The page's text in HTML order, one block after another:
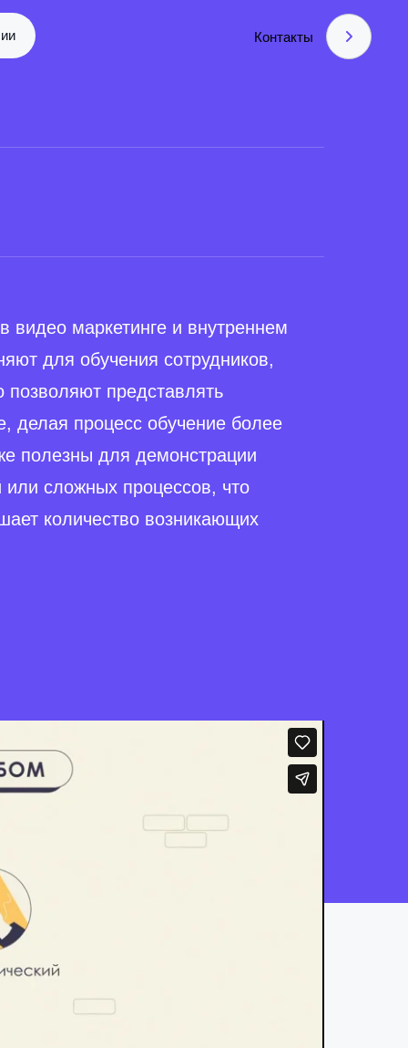
Контакты
маркетинге и внутреннем
для обучения сотрудников,
представлять
делая процесс обучение более
полезны для демонстрации
или сложных процессов, что
количество возникающих